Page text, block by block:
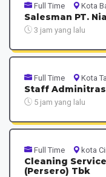
Full Time Kota
Salesman PT.
3 jam yang lalu
Full Time Kota
Staff
5 jam yang lalu
Full Time kota
Cleaning
(Persero) Tbk